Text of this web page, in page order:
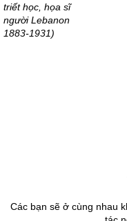
triết học, họa sĩ
người Lebanon
1883-1931)
Các bạn sẽ ở cùng nhau